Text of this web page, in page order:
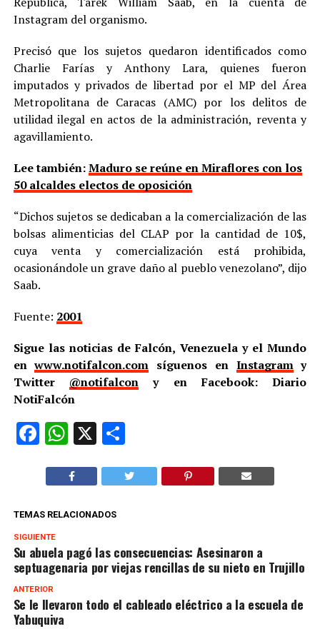
Instagram del organismo.
Precisó que los sujetos quedaron identificados como
Charlie Farías y Anthony Lara, quienes fueron
imputados y privados de libertad por el MP del Área
Metropolitana de Caracas (AMC) por los delitos de
utilidad ilegal en actos de la administración, reventa y
agavillamiento.
Lee también:Maduro se reúne en Miraflores con los
50 alcaldes electos de oposición
“Dichos sujetos se dedicaban a la comercialización de las
bolsas alimenticias del CLAP por la cantidad de 10$,
cuya venta y comercialización está prohibida,
ocasionándole un grave daño al pueblo venezolano”, dijo
Saab.
Fuente: 2001
Sigue las noticias de Falcón, Venezuela y el Mundo
enwww.notifalcon.com síguenos en Instagramy
Twitter @notifalcon y en Facebook: Diario
NotiFalcón
Facebook
WhatsApp
X Compartir
TEMAS RELACIONADOS
SIGUIENTE
Su abuela pagó las consecuencias: Asesinaron a
septuagenaria por viejas rencillas de su nieto en Trujillo
ANTERIOR
Se le llevaron todo el cableado eléctrico a la escuela de
Yabuquiva